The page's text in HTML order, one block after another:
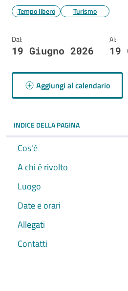
Tempo libero Turismo
Dal:
19 Giugno 2026
Al:
19
Aggiungi al calendario
INDICE DELLA PAGINA
Cos'è
A chi è rivolto
Luogo
Date e orari
Allegati
Contatti